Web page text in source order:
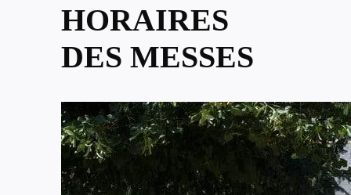
HORAIRES
DES MESSES